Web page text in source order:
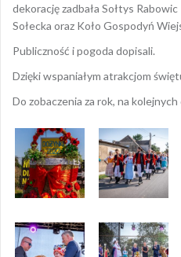
dekorację zadbała Sołtys
Sołecka oraz Koło Gospodyń
Publiczność i pogoda dopisali.
Dzięki wspaniałym atrakcjom
Do zobaczenia za rok, na kolejnych